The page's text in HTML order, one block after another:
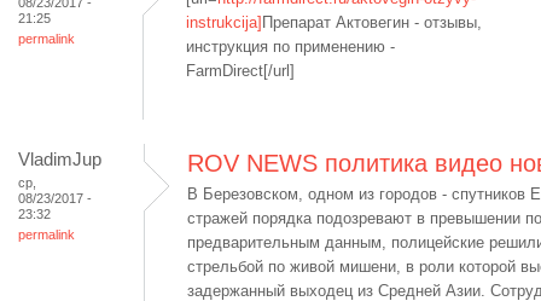
21:25
permalink
instrukcija] Препарат Актовегин - отзывы,
инструкция по применению -
FarmDirect[/url]
VladimJup
ср,
08/23/2017 -
23:32
permalink
ROV NEWS политика видео
В Березовском, одном из городов - спутников
стражей порядка подозревают в превышении
предварительным данным, полицейские решили
стрельбой по живой мишени, в роли которой
задержанный выходец из Средней Азии.